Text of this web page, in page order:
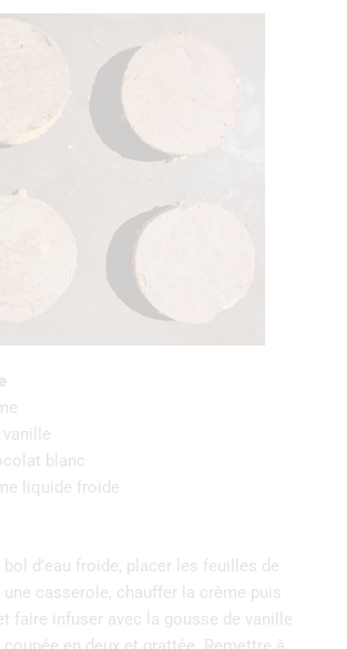
blanc
liquide froide
bol d’eau froide, placer les feuilles de
une casserole, chauffer la crème puis
faire infuser avec la gousse de vanille